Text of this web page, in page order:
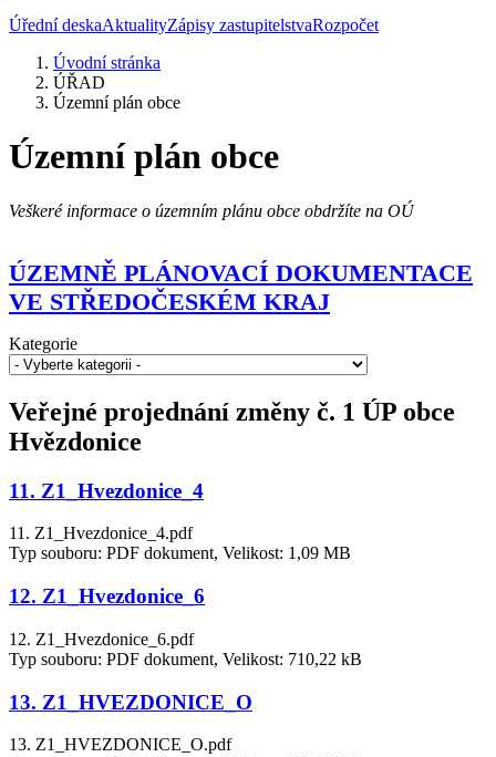
Úřední deskaAktualityZápisy zastupitelstvaRozpočet
Úvodní stránka
ÚŘAD
Územní plán obce
Územní plán obce
Veškeré informace o územním plánu obce obdržíte na OÚ
ÚZEMNĚ PLÁNOVACÍ DOKUMENTACE
VE STŘEDOČESKÉM KRAJ
Kategorie
Veřejné projednání změny č. 1 ÚP obce
Hvězdonice
11. Z1_Hvezdonice_4
11. Z1_Hvezdonice_4.pdf
Typ souboru: PDF dokument, Velikost: 1,09 MB
12. Z1_Hvezdonice_6
12. Z1_Hvezdonice_6.pdf
Typ souboru: PDF dokument, Velikost: 710,22 kB
13. Z1_HVEZDONICE_O
13. Z1_HVEZDONICE_O.pdf